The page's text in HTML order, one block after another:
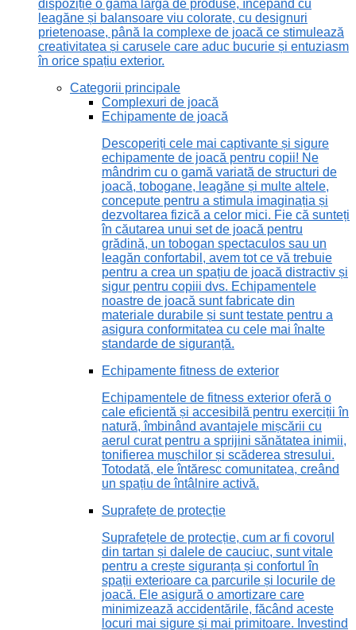
dispoziție o gamă largă de produse, începând cu
leagăne și balansoare viu colorate, cu designuri
prietenoase, până la complexe de joacă ce stimulează
creativitatea și carusele care aduc bucurie și entuziasm
în orice spațiu exterior.
Categorii principale
Complexuri de joacă
Echipamente de joacă
Descoperiți cele mai captivante și sigure
echipamente de joacă pentru copii! Ne
mândrim cu o gamă variată de structuri de
joacă, tobogane, leagăne și multe altele,
concepute pentru a stimula imaginația și
dezvoltarea fizică a celor mici. Fie că sunteți
în căutarea unui set de joacă pentru
grădină, un tobogan spectaculos sau un
leagăn confortabil, avem tot ce vă trebuie
pentru a crea un spațiu de joacă distractiv și
sigur pentru copiii dvs. Echipamentele
noastre de joacă sunt fabricate din
materiale durabile și sunt testate pentru a
asigura conformitatea cu cele mai înalte
standarde de siguranță.
Echipamente fitness de exterior
Echipamentele de fitness exterior oferă o
cale eficientă și accesibilă pentru exerciții în
natură, îmbinând avantajele mișcării cu
aerul curat pentru a sprijini sănătatea inimii,
tonifierea mușchilor și scăderea stresului.
Totodată, ele întăresc comunitatea, creând
un spațiu de întâlnire activă.
Suprafețe de protecție
Suprafețele de protecție, cum ar fi covorul
din tartan și dalele de cauciuc, sunt vitale
pentru a crește siguranța și confortul în
spații exterioare ca parcurile și locurile de
joacă. Ele asigură o amortizare care
minimizează accidentările, făcând aceste
locuri mai sigure și mai primitoare. Investind